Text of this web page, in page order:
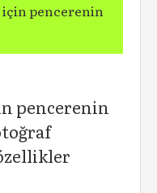
için pencerenin
pencerenin